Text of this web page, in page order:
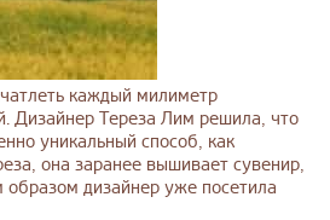
каждый милиметр
Дизайнер Тереза Лим решила, что
уникальный способ, как
она заранее вышивает сувенир,
образом дизайнер уже посетила